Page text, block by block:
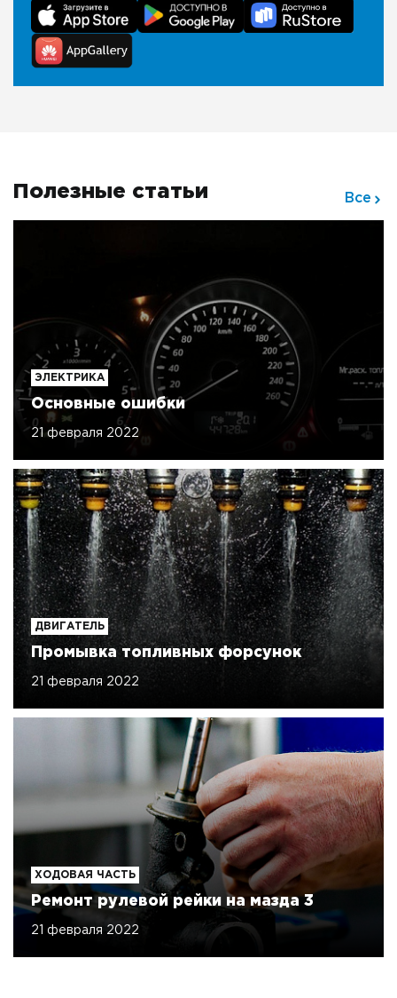
Полезные статьи Все
ЭЛЕКТРИКА
Основные ошибки
21 февраля 2022
ДВИГАТЕЛЬ
Промывка топливных форсунок
21 февраля 2022
ХОДОВАЯ ЧАСТЬ
Ремонт рулевой рейки на мазда 3
21 февраля 2022